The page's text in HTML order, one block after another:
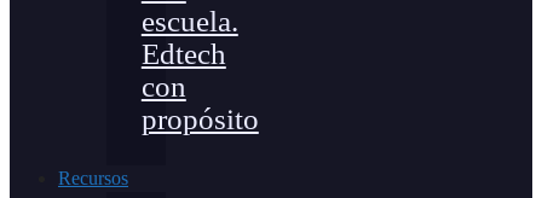
escuela.
Edtech
con
propósito
Recursos